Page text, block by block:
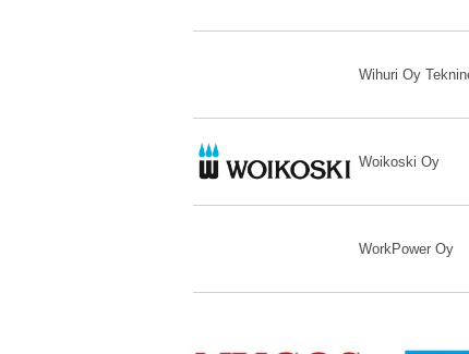
Wihuri Oy
Woikoski Oy
WorkPower Oy